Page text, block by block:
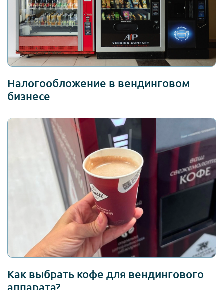
Налогообложение в вендинговом
бизнесе
Как выбрать кофе для вендингового
аппарата?